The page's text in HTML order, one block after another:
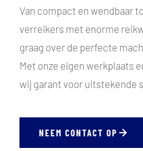
Van compact en wendbaar
verreikers met enorme
graag over de perfecte
Met onze eigen werkplaats
wij garant voor uitstekende
NEEM CONTACT OP